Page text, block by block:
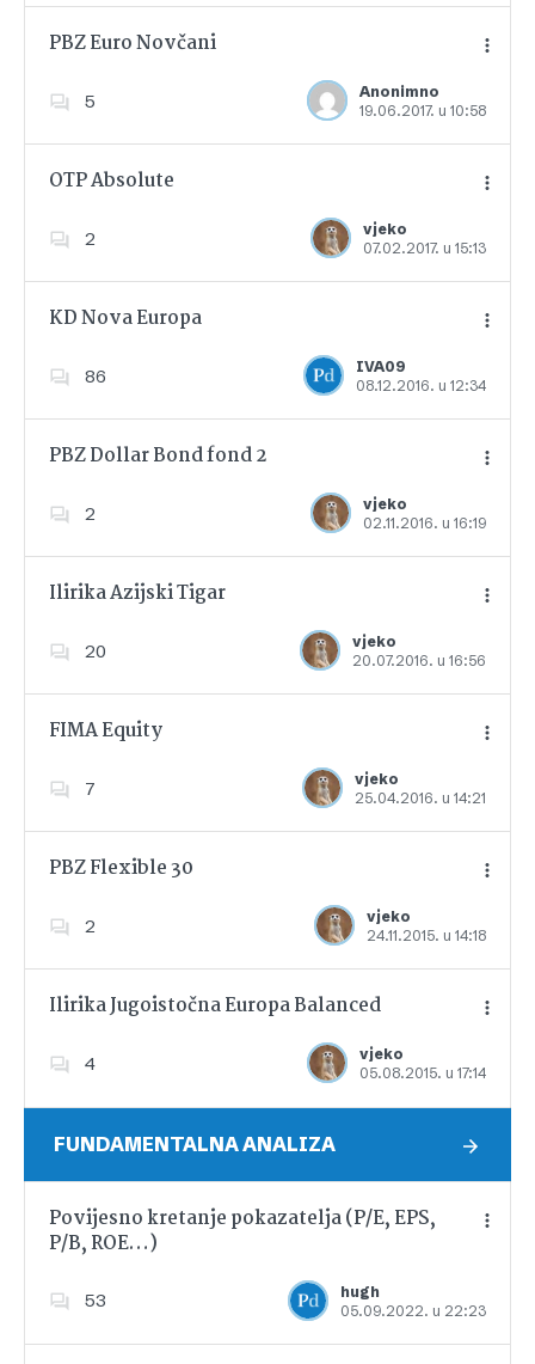
PBZ Euro Novčani
5
Anonimno
19.06.2017. u 10:58
Dodajte u favorite
OTP Absolute
2
vjeko
07.02.2017. u 15:13
Dodajte u favorite
KD Nova Europa
86
IVA09
08.12.2016. u 12:34
Dodajte u favorite
PBZ Dollar Bond fond 2
2
vjeko
02.11.2016. u 16:19
Dodajte u favorite
Ilirika Azijski Tigar
20
vjeko
20.07.2016. u 16:56
Dodajte u favorite
FIMA Equity
7
vjeko
25.04.2016. u 14:21
Dodajte u favorite
PBZ Flexible 30
2
vjeko
24.11.2015. u 14:18
Dodajte u favorite
Ilirika Jugoistočna Europa Balanced
4
vjeko
05.08.2015. u 17:14
Dodajte u favorite
FUNDAMENTALNA ANALIZA
Povijesno kretanje pokazatelja (P/E, EPS,
P/B, ROE…)
53
hugh
05.09.2022. u 22:23
Dodajte u favorite